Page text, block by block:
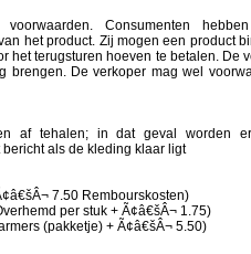
Consumenten
het product. Zij mogen een product
het terugsturen hoeven te betalen. De
brengen. De verkoper mag wel
af tehalen; in dat geval worden
als de kleding klaar ligt
7.50 Rembourskosten)
per stuk + Ã¢â€šÂ¬ 1.75)
(pakketje) + Ã¢â€šÂ¬ 5.50)